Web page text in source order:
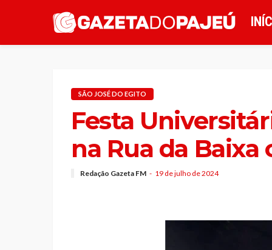
SÃO JOSÉ DO EGITO
Festa
na Rua da
Redação Gazeta FM 19 de julho de 2024